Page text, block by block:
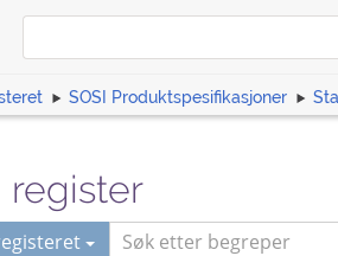
SOSI Produktspesifikasjoner
register